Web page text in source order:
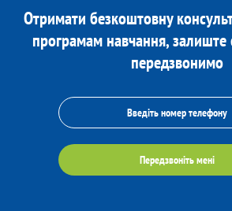
Отримати безкоштовну
програмам навчання, залиште
передзвонимо
Передзвоніть мені